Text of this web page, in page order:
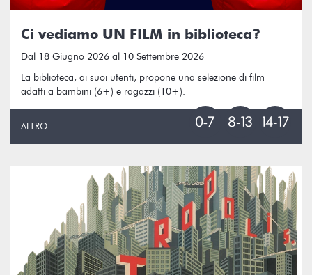
Ci vediamo UN FILM in biblioteca?
Dal 18 Giugno 2026 al 10 Settembre 2026
La biblioteca, ai suoi utenti, propone una selezione di film
adatti a bambini (6+) e ragazzi (10+).
ALTRO